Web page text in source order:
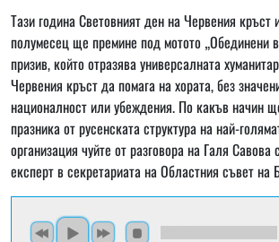
Тази година Световният ден на Червения кръст
полумесец ще премине под мотото „Обединени
призив, който отразява универсалната
Червения кръст да помага на хората, без
националност или убеждения. По какъв начин
празника от русенската структура на най-
организация чуйте от разговора на Галя
експерт в секретариата на Областния съвет